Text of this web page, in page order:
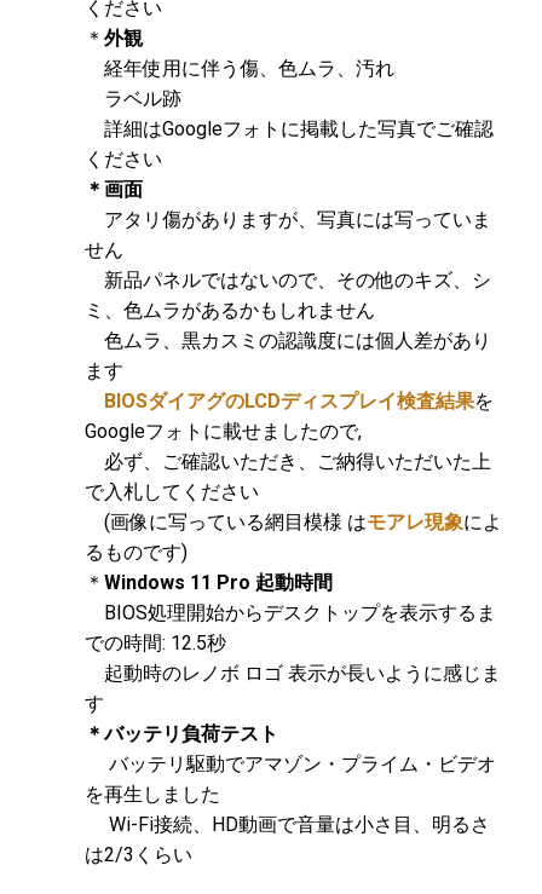
ください
＊ 外観
経年使用に伴う傷、色ムラ、汚れ
ラベル跡
詳細はGoogleフォトに掲載した写真でご確認
ください
＊画面
アタリ傷がありますが、写真には写っていま
せん
新品パネルではないので、その他のキズ、シ
ミ、色ムラがあるかもしれません
色ムラ、黒カスミの認識度には個人差があり
ます
BIOSダイアグのLCDディスプレイ検査結果を
Googleフォトに載せましたので,
必ず、ご確認いただき、ご納得いただいた上
で入札してください
(画像に写っている網目模様 はモアレ現象によ
るものです)
＊ Windows 11 Pro 起動時間
BIOS処理開始からデスクトップを表示するま
での時間: 12.5秒
起動時のレノボ ロゴ 表示が長いように感じま
す
＊バッテリ負荷テスト
バッテリ駆動でアマゾン・プライム・ビデオ
を再生しました
Wi-Fi接続、HD動画で音量は小さ目、明るさ
は2/3くらい